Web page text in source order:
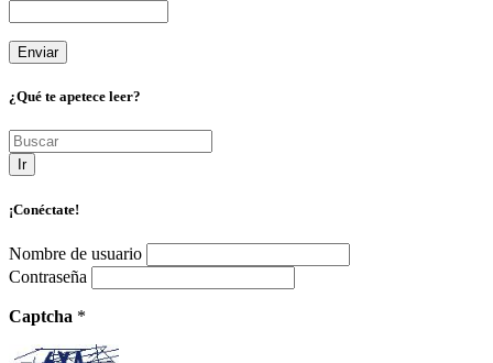
¿Qué te apetece leer?
Ir
¡Conéctate!
Nombre de usuario
Contraseña
Captcha *